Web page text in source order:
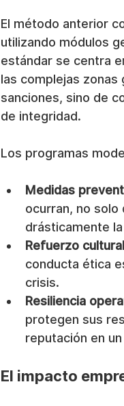
El método anterior
utilizando módulos
estándar se centra
las complejas
sanciones, sino de
de integridad.
Los programas
Medidas
ocurran, no
drásticamente
Refuerzo
conducta ética
crisis.
Resiliencia
protegen sus
reputación en
El impacto